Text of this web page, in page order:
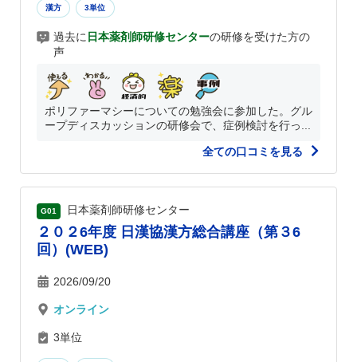
漢方 3単位
過去に 日本薬剤師研修センターの研修を受けた方の
声
ポリファーマシーについての勉強会に参加した。グル
ープディスカッションの研修会で、症例検討を行っ...
全ての口コミを見る
G01 日本薬剤師研修センター
２０２6年度 日漢協漢方総合講座（第３6
回）(WEB)
2026/09/20
オンライン
3単位